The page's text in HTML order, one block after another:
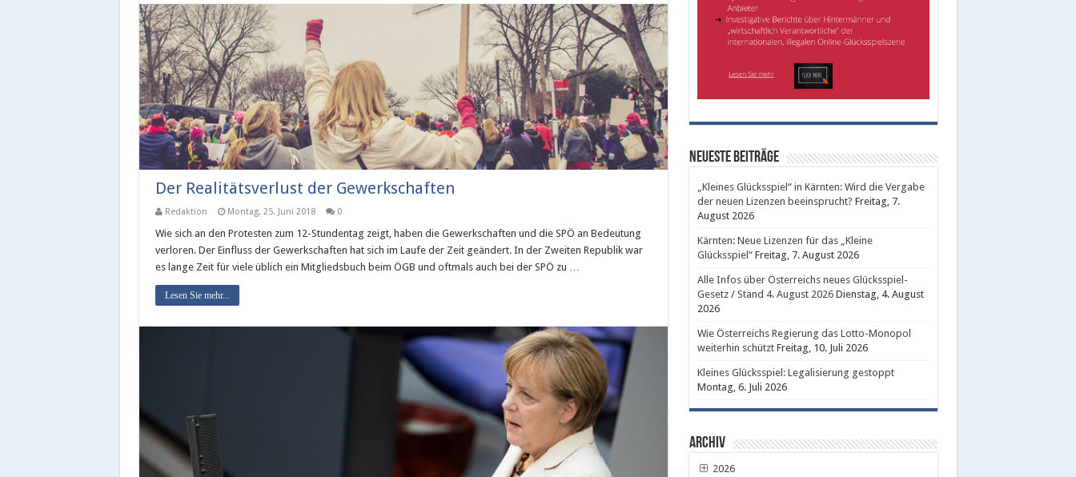
Der Realitätsverlust der Gewerkschaften
Redaktion Montag, 25. Juni 2018 0
Wie sich an den Protesten zum 12-Stundentag zeigt, haben die Gewerkschaften und die SPÖ an Bedeutung
verloren. Der Einfluss der Gewerkschaften hat sich im Laufe der Zeit geändert. In der Zweiten Republik war
es lange Zeit für viele üblich ein Mitgliedsbuch beim ÖGB und oftmals auch bei der SPÖ zu …
Lesen Sie mehr...
Neueste Beiträge
„Kleines Glücksspiel“ in Kärnten: Wird die Vergabe
der neuen Lizenzen beeinsprucht? Freitag, 7.
August 2026
Kärnten: Neue Lizenzen für das „Kleine
Glücksspiel“ Freitag, 7. August 2026
Alle Infos über Österreichs neues Glücksspiel-
Gesetz / Stand 4. August 2026 Dienstag, 4. August
2026
Wie Österreichs Regierung das Lotto-Monopol
weiterhin schützt Freitag, 10. Juli 2026
Kleines Glücksspiel: Legalisierung gestoppt
Montag, 6. Juli 2026
Archiv
2026